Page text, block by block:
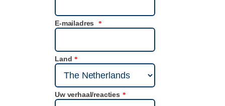
E-mailadres *
Land *
Uw verhaal/reacties *